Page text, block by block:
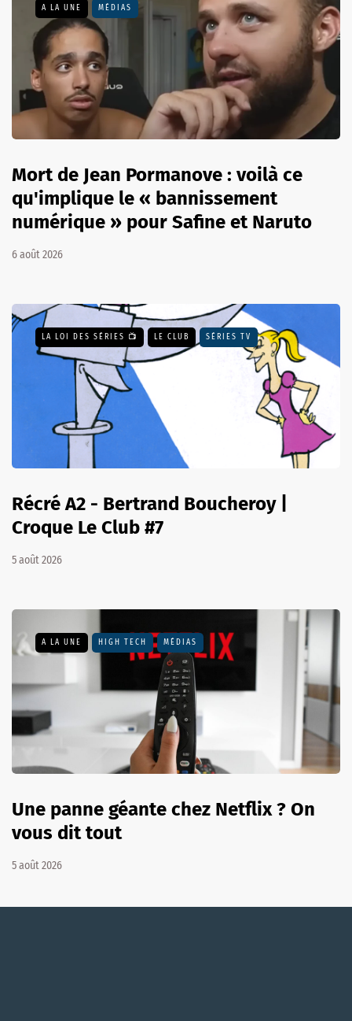
A LA UNE MÉDIAS
Mort de Jean Pormanove : voilà ce
qu'implique le « bannissement
numérique » pour Safine et Naruto
6 août 2026
LA LOI DES SÉRIES 📺 LE CLUB SÉRIES TV
Récré A2 - Bertrand Boucheroy |
Croque Le Club #7
5 août 2026
A LA UNE HIGH TECH MÉDIAS
Une panne géante chez Netflix ? On
vous dit tout
5 août 2026